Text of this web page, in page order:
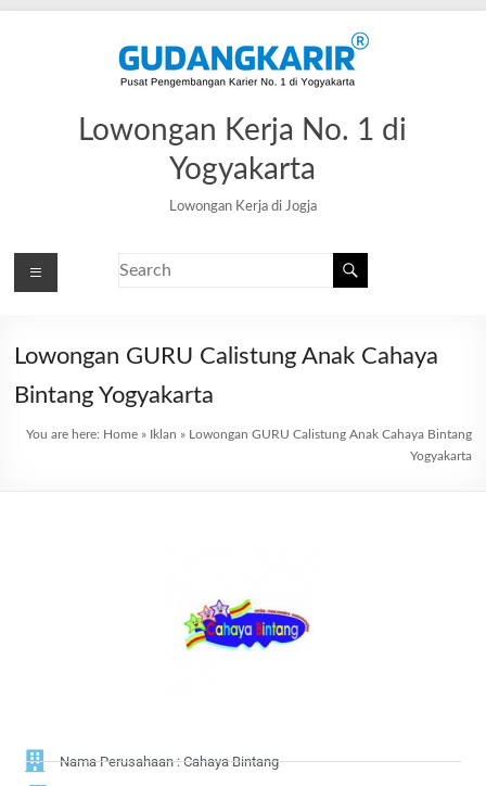
Lowongan Kerja No. 1 di
Yogyakarta
Lowongan Kerja di Jogja
Lowongan GURU Calistung Anak Cahaya
Bintang Yogyakarta
You are here: Home» Iklan » Lowongan GURU Calistung Anak Cahaya Bintang
Yogyakarta
Nama Perusahaan : Cahaya Bintang